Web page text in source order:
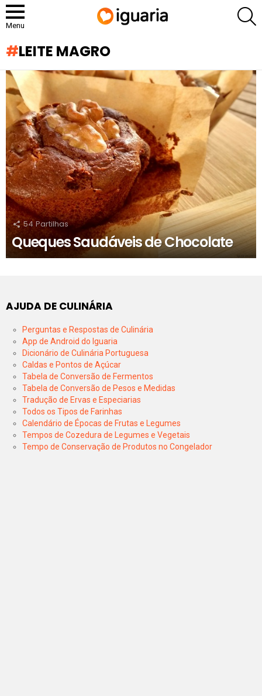
Menu
LEITE MAGRO
RECOMENDADOS
54 Partilhas
Queques Saudáveis de Chocolate
AJUDA DE CULINÁRIA
Perguntas e Respostas de Culinária
App de Android do Iguaria
Dicionário de Culinária Portuguesa
Caldas e Pontos de Açúcar
Tabela de Conversão de Fermentos
Tabela de Conversão de Pesos e Medidas
Tradução de Ervas e Especiarias
Todos os Tipos de Farinhas
Calendário de Épocas de Frutas e Legumes
Tempos de Cozedura de Legumes e Vegetais
Tempo de Conservação de Produtos no Congelador